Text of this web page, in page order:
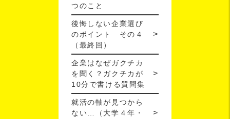
つのこと
後悔しない企業選び
のポイント その４
（最終回）
企業はなぜガクチカ
を聞く？ガクチカが
10分で書ける質問集
就活の軸が見つから
ない…（大学４年・